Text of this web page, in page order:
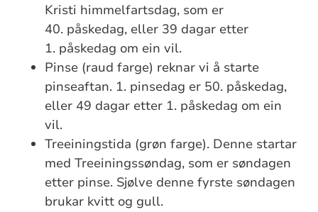
Kristi himmelfartsdag, som er
40. påskedag, eller 39 dagar etter
1. påskedag om ein vil.
Pinse (raud farge) reknar vi å starte
pinseaftan. 1. pinsedag er 50. påskedag,
eller 49 dagar etter 1. påskedag om ein
vil.
Treeiningstida (grøn farge). Denne startar
med Treeiningssøndag, som er søndagen
etter pinse. Sjølve denne fyrste søndagen
brukar kvitt og gull.